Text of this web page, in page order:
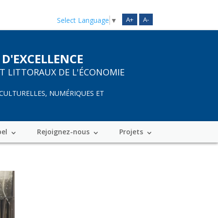
A+ A-
Select Language ▼
LITTORAUX DE L'ÉCONOMIE
NUMÉRIQUES ET
Rejoignez-nous Projets